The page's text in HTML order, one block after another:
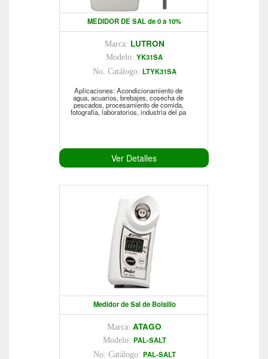
MEDIDOR DE SAL de 0 a 10%
Marca: LUTRON
Modelo: YK31SA
No. Catálogo: LTYK31SA
Aplicaciones: Acondicionamiento de
agua, acuarios, brebajes, cosecha de
pescados, procesamiento de comida,
fotografía, laboratorios, industria del pa
Ver Detalles
Medidor de Sal de Bolsillo
Marca: ATAGO
Modelo: PAL-SALT
No. Catálogo: PAL-SALT